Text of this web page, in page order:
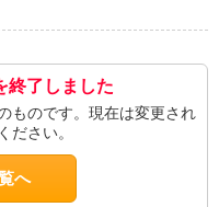
終了しました
ものです。現在は変更され
ださい。
へ